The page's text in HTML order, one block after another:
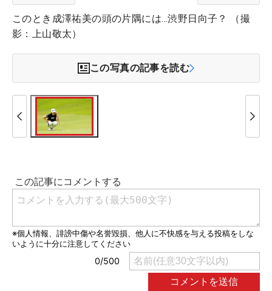
このとき成澤祐美の頭の片隅には…渋野日向子？ （撮
影：上山敬太）
この写真の記事を読む